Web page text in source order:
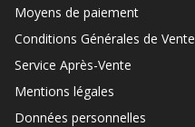
Moyens de paiement
Conditions Générales de Vente
Service Après-Vente
Mentions légales
Données personnelles